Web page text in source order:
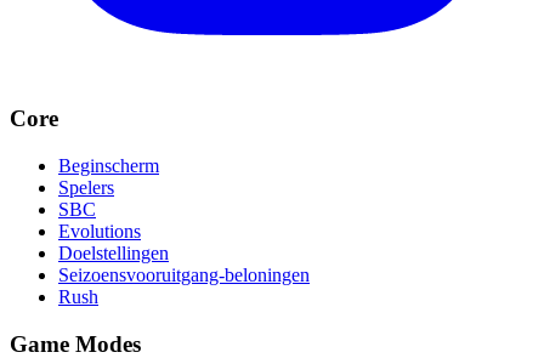
Core
Beginscherm
Spelers
SBC
Evolutions
Doelstellingen
Seizoensvooruitgang-beloningen
Rush
Game Modes